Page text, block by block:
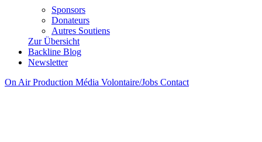
Sponsors
Donateurs
Autres Soutiens
Zur Übersicht
Backline Blog
Newsletter
On AirProduction Média Volontaire/Jobs Contact